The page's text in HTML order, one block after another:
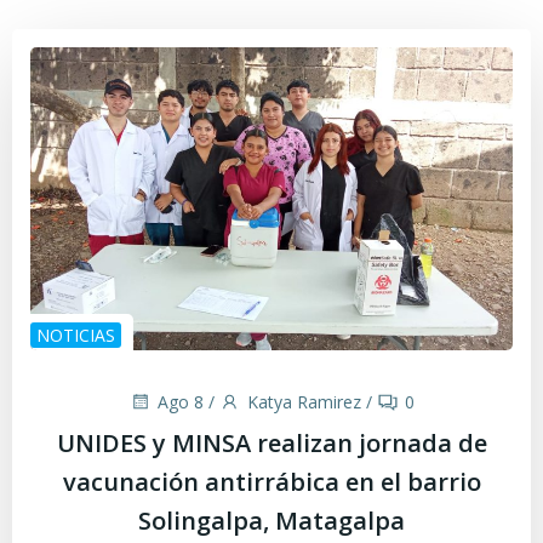
NOTICIAS
Ago 8 / Katya Ramirez / 0
UNIDES y MINSA realizan jornada de
vacunación antirrábica en el barrio
Solingalpa, Matagalpa